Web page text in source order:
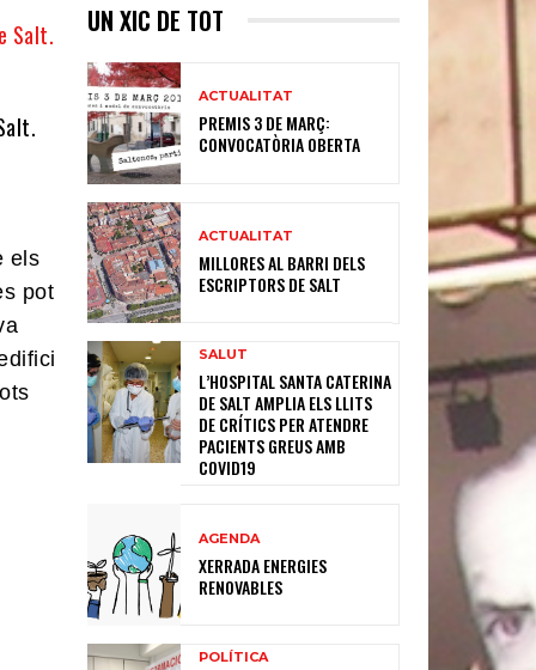
els
pot
UN XIC DE TOT
ACTUALITAT
PREMIS 3 DE MARÇ:
CONVOCATÒRIA OBERTA
ACTUALITAT
MILLORES AL BARRI DELS
ESCRIPTORS DE SALT
SALUT
L’HOSPITAL SANTA CATERINA
DE SALT AMPLIA ELS LLITS
DE CRÍTICS PER ATENDRE
PACIENTS GREUS AMB
COVID19
AGENDA
XERRADA ENERGIES
RENOVABLES
POLÍTICA